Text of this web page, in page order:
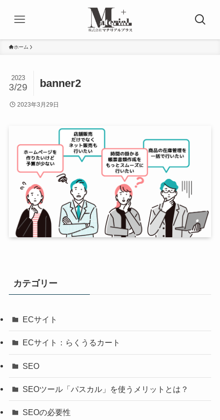
ホーム
banner2
2023
3/29
2023年3月29日
カテゴリー
ECサイト
ECサイト：らくうるカート
SEO
SEOツール「パスカル」を使うメリットとは？
SEOの必要性